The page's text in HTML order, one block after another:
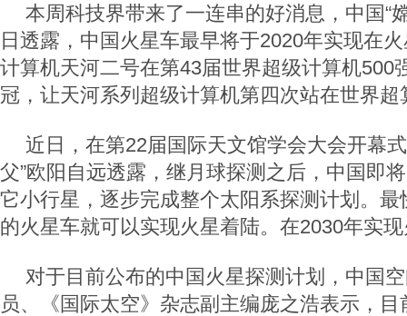
本周科技界带来了一连串的好消息，中国“
日透露，中国火星车最早将于2020年实现在
计算机天河二号在第43届世界超级计算机500
冠，让天河系列超级计算机第四次站在世界超
近日，在第22届国际天文馆学会大会开幕
父”欧阳自远透露，继月球探测之后，中国即
它小行星，逐步完成整个太阳系探测计划。最
的火星车就可以实现火星着陆。在2030年实
对于目前公布的中国火星探测计划，中国
员、《国际太空》杂志副主编庞之浩表示，